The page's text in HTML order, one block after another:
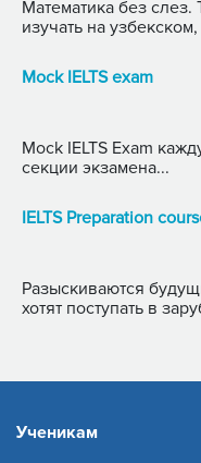
Математика без
изучать на
Mock IELTS exam
Mock IELTS Exam
секции экзамена...
IELTS Preparation
Разыскиваются будущие
хотят поступать в
Ученикам